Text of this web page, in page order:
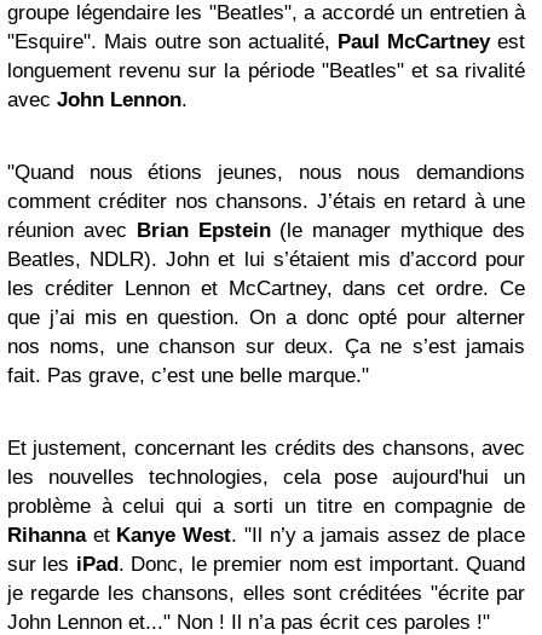
groupe légendaire les "Beatles", a accordé un entretien à
"Esquire". Mais outre son actualité, Paul McCartneyest
longuement revenu sur la période "Beatles" et sa rivalité
avec John Lennon.
"Quand nous étions jeunes, nous nous demandions
comment créditer nos chansons. J’étais en retard à une
réunion avec Brian Epstein(le manager mythique des
Beatles, NDLR). John et lui s’étaient mis d’accord pour
les créditer Lennon et McCartney, dans cet ordre. Ce
que j’ai mis en question. On a donc opté pour alterner
nos noms, une chanson sur deux. Ça ne s’est jamais
fait. Pas grave, c’est une belle marque."
Et justement, concernant les crédits des chansons, avec
les nouvelles technologies, cela pose aujourd'hui un
problème à celui qui a sorti un titre en compagnie de
Rihannaet Kanye West. "Il n’y a jamais assez de place
sur les iPad. Donc, le premier nom est important. Quand
je regarde les chansons, elles sont créditées "écrite par
John Lennon et..." Non ! Il n’a pas écrit ces paroles !"